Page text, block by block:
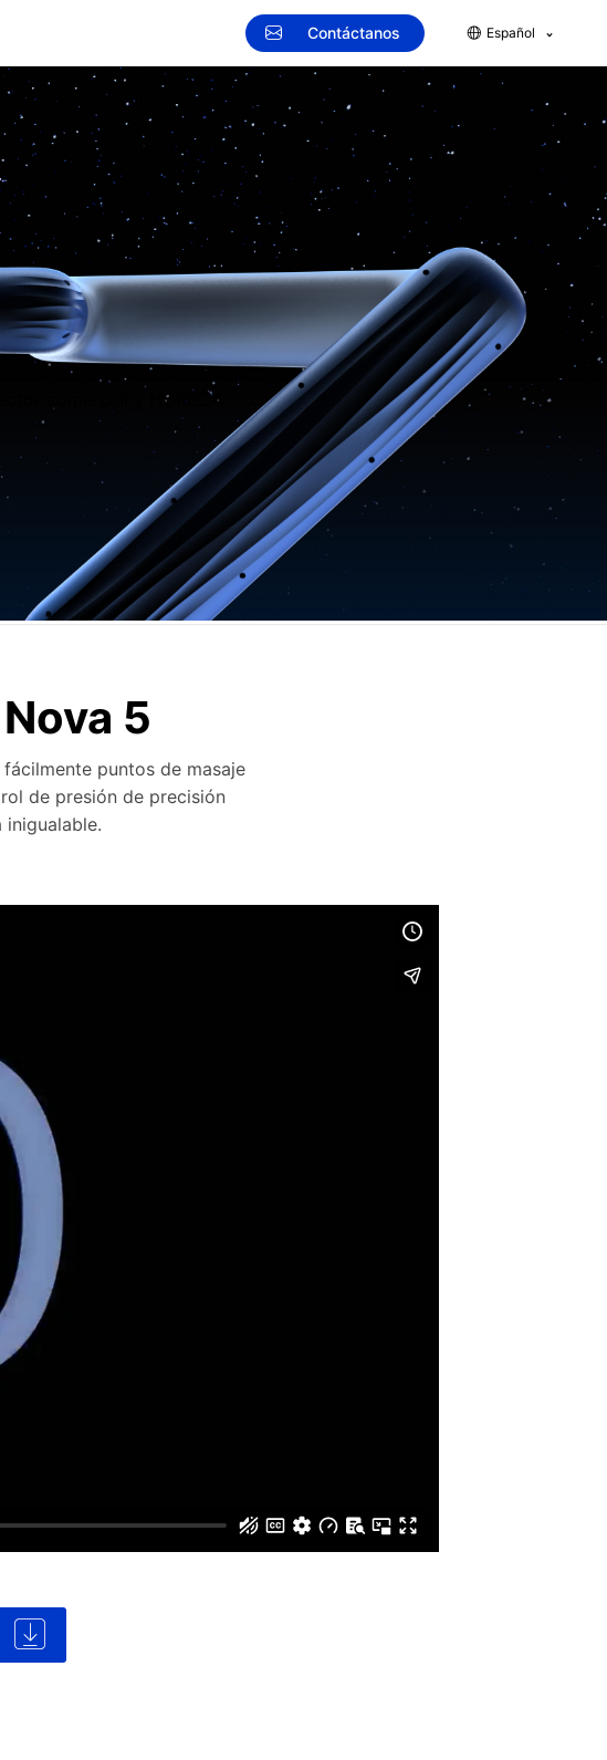
Contáctanos Español
comercial y HORECA
Resumen
5
puntos de masaje
de presión de precisión